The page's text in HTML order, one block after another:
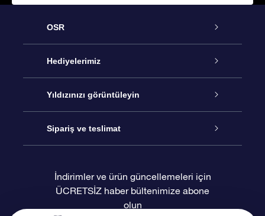
OSR
Hizmet
İletişim
Blogu
Değerlendirmeler
Hediyelerimiz
Çevrimiçi Yıldız Hediyesi
OSR Hediye Paketi
OSR Hediye Kartı
Yıldızınızı görüntüleyin
Star Register
Kişiselleştirilmiş Yıldız Sayfası
Sipariş ve teslimat
Ödeme bilgileri
İndirimler ve ürün güncellemeleri için
ÜCRETSİZ haber bültenimize abone
olun